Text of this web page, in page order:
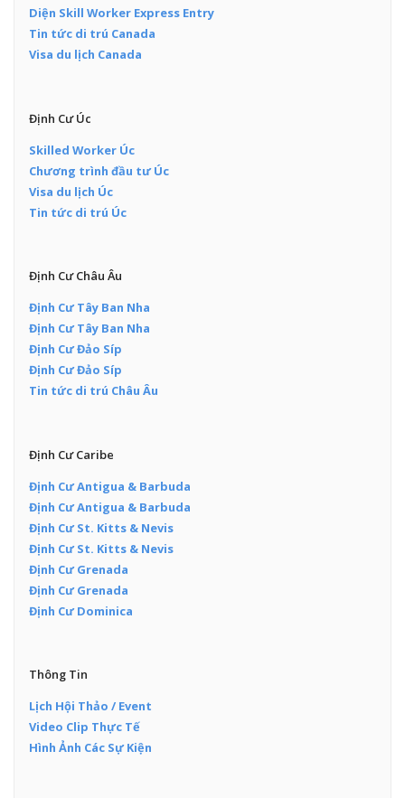
Diện Skill Worker Express Entry
Tin tức di trú Canada
Visa du lịch Canada
Định Cư Úc
Skilled Worker Úc
Chương trình đầu tư Úc
Visa du lịch Úc
Tin tức di trú Úc
Định Cư Châu Âu
Định Cư Tây Ban Nha
Định Cư Tây Ban Nha
Định Cư Đảo Síp
Định Cư Đảo Síp
Tin tức di trú Châu Âu
Định Cư Caribe
Định Cư Antigua & Barbuda
Định Cư Antigua & Barbuda
Định Cư St. Kitts & Nevis
Định Cư St. Kitts & Nevis
Định Cư Grenada
Định Cư Grenada
Định Cư Dominica
Thông Tin
Lịch Hội Thảo / Event
Video Clip Thực Tế
Hình Ảnh Các Sự Kiện